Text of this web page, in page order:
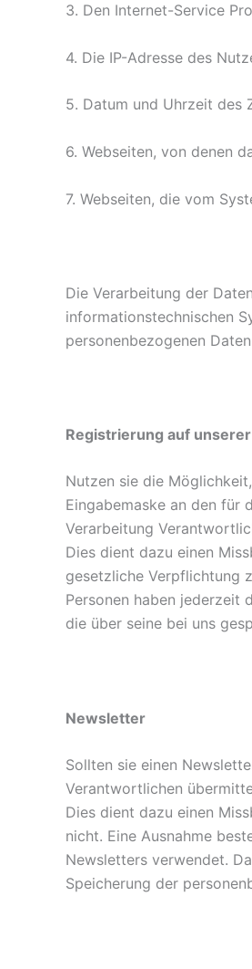
3. Den Internet-Service
4. Die IP-Adresse des
5. Datum und Uhrzeit des
6. Webseiten, von denen
7. Webseiten, die vom
Die Verarbeitung der
informationstechnischen
personenbezogenen
Registrierung auf
Nutzen sie die
Eingabemaske an den für
Verarbeitung
Dies dient dazu einen
gesetzliche Verpflichtung
Personen haben jederzeit
die über seine bei uns
Newsletter
Sollten sie einen
Verantwortlichen
Dies dient dazu einen
nicht. Eine Ausnahme
Newsletters verwendet.
Speicherung der